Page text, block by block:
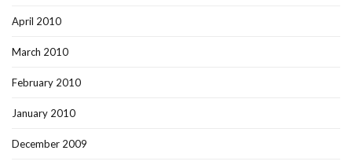
April 2010
March 2010
February 2010
January 2010
December 2009